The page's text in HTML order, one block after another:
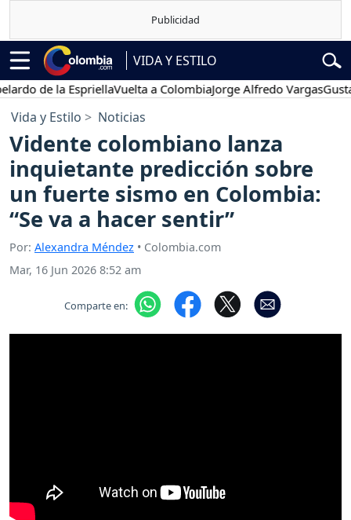
VIDA Y ESTILO
la EspriellaVuelta a ColombiaJorge Alfredo VargasGustavo
Vida y Estilo Noticias
Vidente colombiano lanza
inquietante predicción sobre
un fuerte sismo en Colombia:
“Se va a hacer sentir”
Por: Alexandra Méndez • Colombia.com
Mar, 16 Jun 2026 8:52 am
Comparte en: